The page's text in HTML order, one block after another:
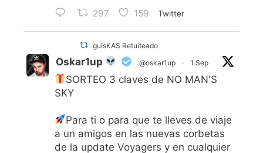
297 159 Twitter
guisKAS Retuiteado
Oskar1up @oskar1up · 1 Sep
SORTEO 3 claves de NO MAN'S
SKY
Para ti o para que te lleves de viaje
a un amigos en las nuevas corbetas
de la update Voyagers y en cualquier